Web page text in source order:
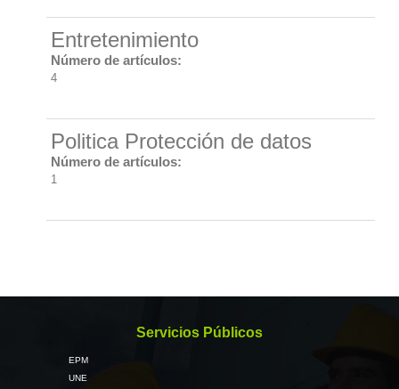
Entretenimiento
Número de artículos:
4
Politica Protección de datos
Número de artículos:
1
Servicios Públicos
EPM
UNE